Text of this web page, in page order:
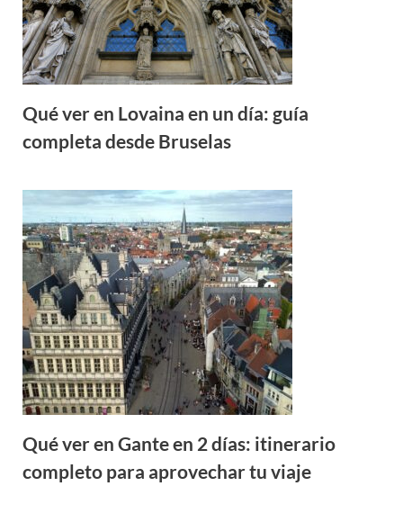
Qué ver en Lovaina en un día: guía
completa desde Bruselas
Qué ver en Gante en 2 días: itinerario
completo para aprovechar tu viaje